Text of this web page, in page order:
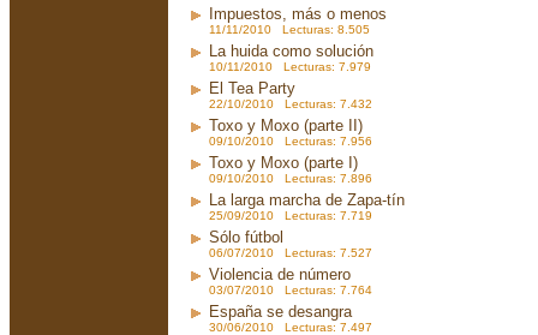
Impuestos, más o menos
11/11/2010 Lecturas: 8.505
La huida como solución
10/11/2010 Lecturas: 7.979
El Tea Party
22/10/2010 Lecturas: 7.432
Toxo y Moxo (parte II)
09/10/2010 Lecturas: 7.956
Toxo y Moxo (parte I)
09/10/2010 Lecturas: 7.896
La larga marcha de Zapa-tín
25/09/2010 Lecturas: 7.719
Sólo fútbol
06/07/2010 Lecturas: 7.527
Violencia de número
03/07/2010 Lecturas: 7.764
España se desangra
30/06/2010 Lecturas: 7.497